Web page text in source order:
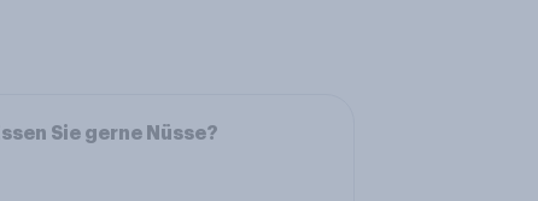
Sie gerne Nüsse?